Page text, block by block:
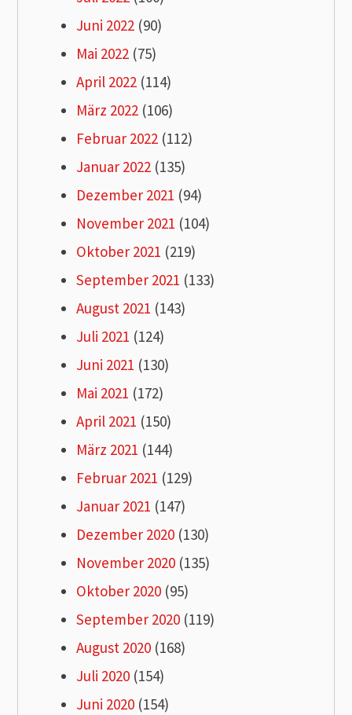
Juni 2022 (90)
Mai 2022 (75)
April 2022 (114)
März 2022 (106)
Februar 2022 (112)
Januar 2022 (135)
Dezember 2021 (94)
November 2021 (104)
Oktober 2021 (219)
September 2021 (133)
August 2021 (143)
Juli 2021 (124)
Juni 2021 (130)
Mai 2021 (172)
April 2021 (150)
März 2021 (144)
Februar 2021 (129)
Januar 2021 (147)
Dezember 2020 (130)
November 2020 (135)
Oktober 2020 (95)
September 2020 (119)
August 2020 (168)
Juli 2020 (154)
Juni 2020 (154)